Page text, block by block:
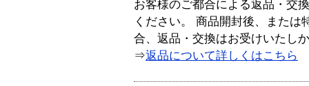
お客様のご都合による返品・交
ください。 商品開封後、または
合、返品・交換はお受けいたし
⇒返品について詳しくはこちら